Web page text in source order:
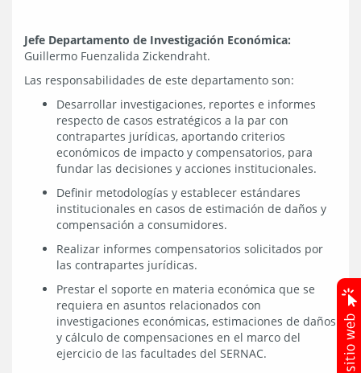
Jefe Departamento de Investigación Económica:
Guillermo Fuenzalida Zickendraht.
Las responsabilidades de este departamento son:
Desarrollar investigaciones, reportes e informes
respecto de casos estratégicos a la par con
contrapartes jurídicas, aportando criterios
económicos de impacto y compensatorios, para
fundar las decisiones y acciones institucionales.
Definir metodologías y establecer estándares
institucionales en casos de estimación de daños y
compensación a consumidores.
Realizar informes compensatorios solicitados por
las contrapartes jurídicas.
Prestar el soporte en materia económica que se
requiera en asuntos relacionados con
investigaciones económicas, estimaciones de daños
y cálculo de compensaciones en el marco del
ejercicio de las facultades del SERNAC.